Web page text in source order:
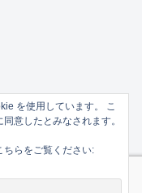
を使用しています。 こ
意したとみなされます。
らをご覧ください: